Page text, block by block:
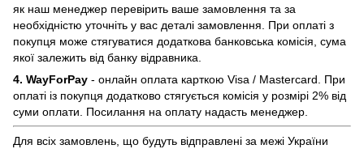
як наш менеджер перевірить ваше замовлення та за
необхідністю уточніть у вас деталі замовлення. При оплаті з
покупця може стягуватися додаткова банковська комісія, сума
якої залежить від банку відравника.
4. WayForPay - онлайн оплата карткою Visa / Mastercard. При
оплаті із покупця додатково стягується комісія у розмірі 2% від
суми оплати. Посилання на оплату надасть менеджер.
Для всіх замовлень, що будуть відправлені за межі України